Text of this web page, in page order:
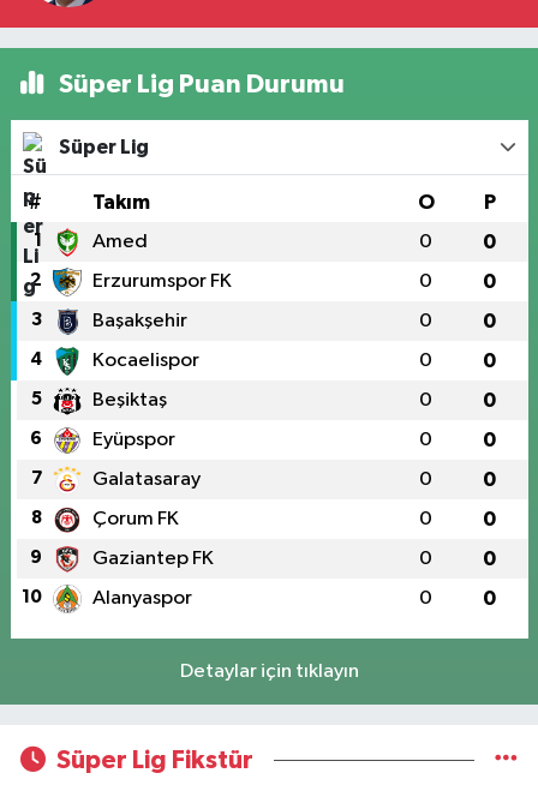
Süper Lig Puan Durumu
Süper Lig
# Takım O P
1 Amed 0 0
2 Erzurumspor FK 0 0
3 Başakşehir 0 0
4 Kocaelispor 0 0
5 Beşiktaş 0 0
6 Eyüpspor 0 0
7 Galatasaray 0 0
8 Çorum FK 0 0
9 Gaziantep FK 0 0
10 Alanyaspor 0 0
Detaylar için tıklayın
Süper Lig Fikstür